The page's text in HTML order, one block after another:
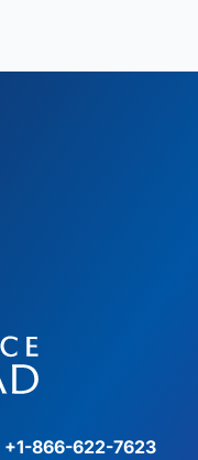
+1-866-622-7623